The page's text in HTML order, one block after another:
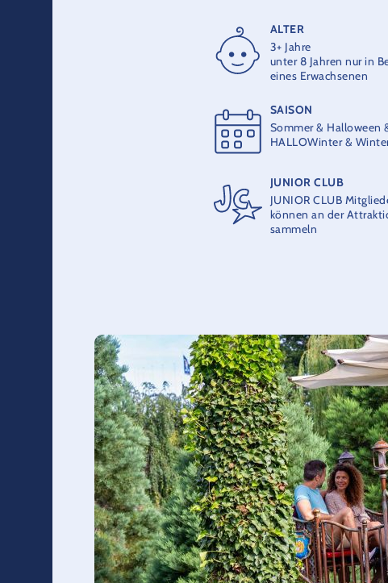
ALTER
3+ Jahre
unter 8 Jahren nur in
eines Erwachsenen
SAISON
Sommer & Halloween
HALLOWinter &
JUNIOR CLUB
JUNIOR CLUB
können an der
sammeln
FAHRTZEIT
5 Min.
ETF